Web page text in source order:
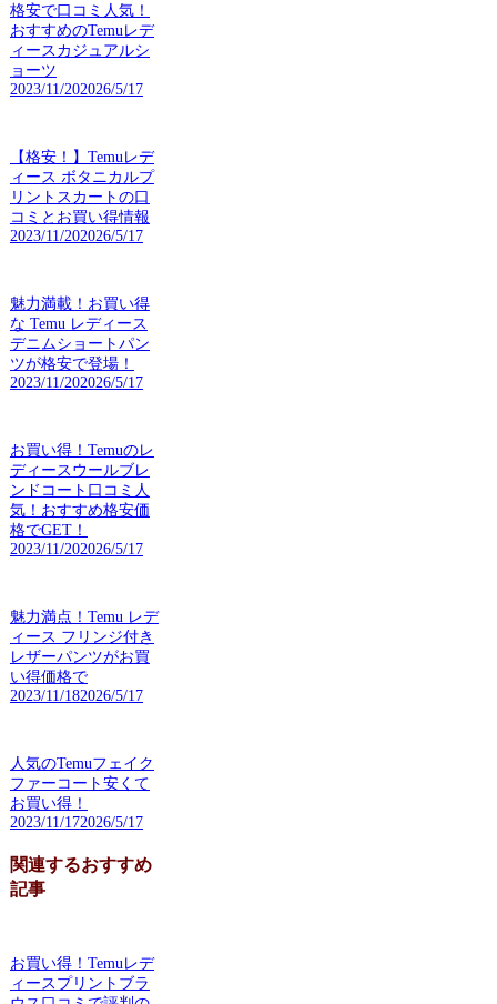
格安で口コミ人気！
おすすめのTemuレデ
ィースカジュアルシ
ョーツ
2023/11/202026/5/17
【格安！】Temuレデ
ィース ボタニカルプ
リントスカートの口
コミとお買い得情報
2023/11/202026/5/17
魅力満載！お買い得
な Temu レディース
デニムショートパン
ツが格安で登場！
2023/11/202026/5/17
お買い得！Temuのレ
ディースウールブレ
ンドコート口コミ人
気！おすすめ格安価
格でGET！
2023/11/202026/5/17
魅力満点！Temu レデ
ィース フリンジ付き
レザーパンツがお買
い得価格で
2023/11/182026/5/17
人気のTemuフェイク
ファーコート安くて
お買い得！
2023/11/172026/5/17
関連するおすすめ
記事
お買い得！Temuレデ
ィースプリントブラ